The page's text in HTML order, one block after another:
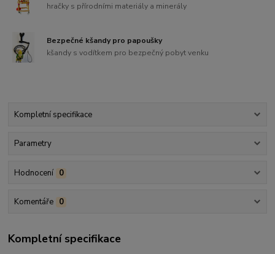
hračky s přírodními materiály a minerály
Bezpečné kšandy pro papoušky
kšandy s vodítkem pro bezpečný pobyt venku
Kompletní specifikace
Parametry
Hodnocení 0
Komentáře 0
Kompletní specifikace